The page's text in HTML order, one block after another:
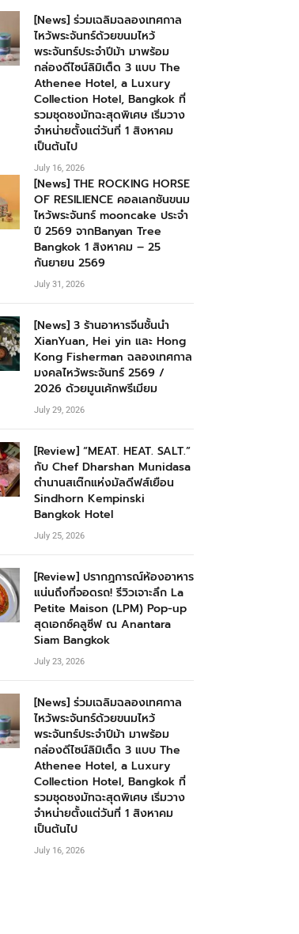
[News] ร่วมเฉลิมฉลองเทศกาล
ไหว้พระจันทร์ด้วยขนมไหว้
พระจันทร์ประจำปีม้า มาพร้อม
กล่องดีไซน์ลิมิเต็ด 3 แบบ The
Athenee Hotel, a Luxury
Collection Hotel, Bangkok ที่
รวมชุดชงมัทฉะสุดพิเศษ เริ่มวาง
จำหน่ายตั้งแต่วันที่ 1 สิงหาคม
เป็นต้นไป
July 16, 2026
[News] THE ROCKING HORSE
OF RESILIENCE คอลเลกชันขนม
ไหว้พระจันทร์ mooncake ประจำ
ปี 2569 จากBanyan Tree
Bangkok 1 สิงหาคม – 25
กันยายน 2569
July 31, 2026
[News] 3 ร้านอาหารจีนชั้นนำ
XianYuan, Hei yin และ Hong
Kong Fisherman ฉลองเทศกาล
มงคลไหว้พระจันทร์ 2569 /
2026 ด้วยมูนเค้กพรีเมียม
July 29, 2026
[Review] “MEAT. HEAT. SALT.”
กับ Chef Dharshan Munidasa
ตำนานสเต๊กแห่งมัลดีฟส์เยือน
Sindhorn Kempinski
Bangkok Hotel
July 25, 2026
[Review] ปรากฏการณ์ห้องอาหาร
แน่นถึงที่จอดรถ! รีวิวเจาะลึก La
Petite Maison (LPM) Pop-up
สุดเอกซ์คลูซีฟ ณ Anantara
Siam Bangkok
July 23, 2026
[News] ร่วมเฉลิมฉลองเทศกาล
ไหว้พระจันทร์ด้วยขนมไหว้
พระจันทร์ประจำปีม้า มาพร้อม
กล่องดีไซน์ลิมิเต็ด 3 แบบ The
Athenee Hotel, a Luxury
Collection Hotel, Bangkok ที่
รวมชุดชงมัทฉะสุดพิเศษ เริ่มวาง
จำหน่ายตั้งแต่วันที่ 1 สิงหาคม
เป็นต้นไป
July 16, 2026